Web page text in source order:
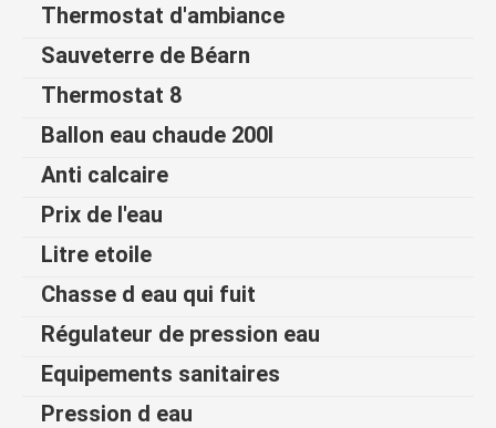
Thermostat d'ambiance
Sauveterre de Béarn
Thermostat 8
Ballon eau chaude 200l
Anti calcaire
Prix de l'eau
Litre etoile
Chasse d eau qui fuit
Régulateur de pression eau
Equipements sanitaires
Pression d eau